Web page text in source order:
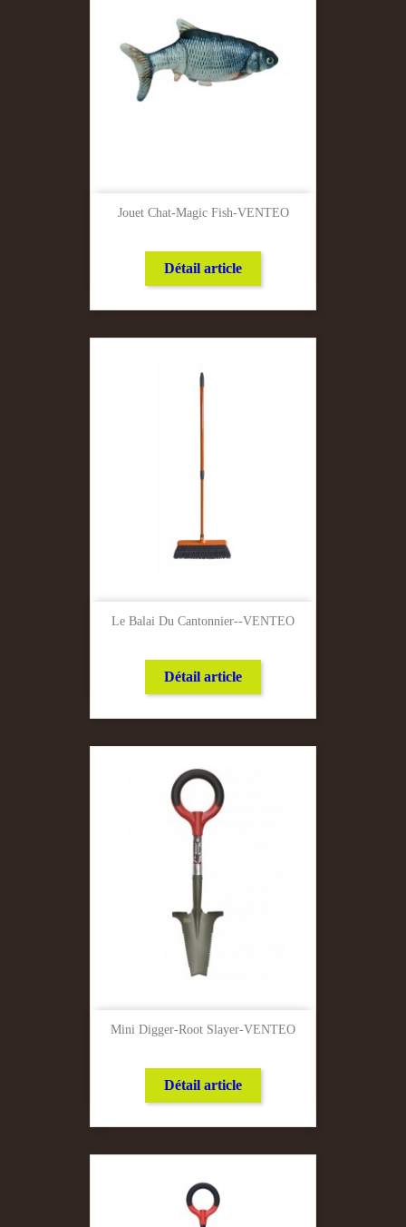
Jouet Chat-Magic Fish-VENTEO
Détail article
Le Balai Du Cantonnier--VENTEO
Détail article
Mini Digger-Root Slayer-VENTEO
Détail article